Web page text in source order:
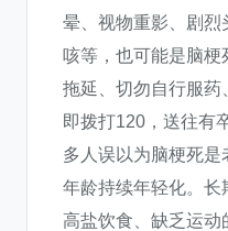
晕、视物重影、剧烈
咳等，也可能是脑
拖延、切勿自行服药
即拨打120，送往有
多人误以为脑梗死
年龄持续年轻化。长
高盐饮食、缺乏运动